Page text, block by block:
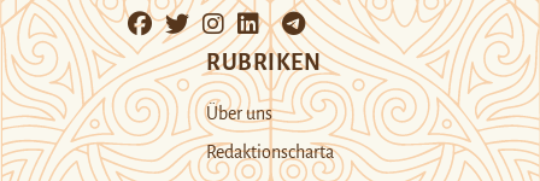
RUBRIKEN
Über uns
Redaktionscharta